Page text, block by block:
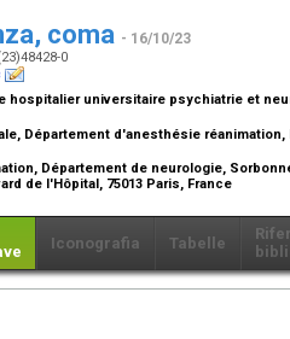
coma - 16/10/23
0
hospitalier universitaire psychiatrie et
Département d'anesthésie
Département de neurologie,
de l'Hôpital, 75013 Paris, France
Iconografia Tabelle